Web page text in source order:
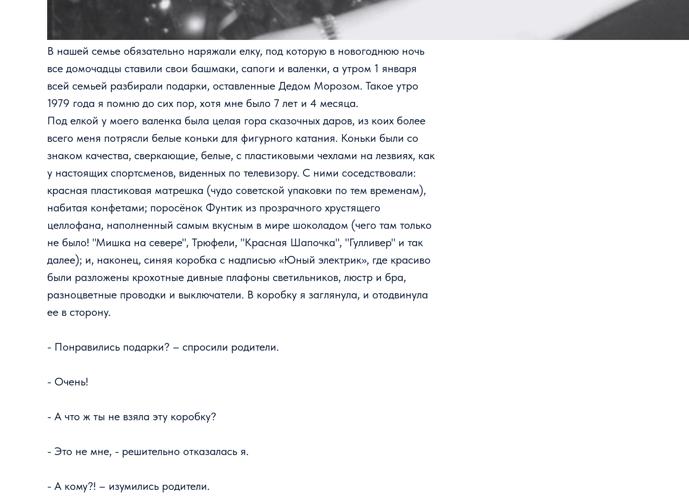
В нашей семье обязательно наряжали елку, под которую в новогоднюю ночь
все домочадцы ставили свои башмаки, сапоги и валенки, а утром 1 января
всей семьей разбирали подарки, оставленные Дедом Морозом. Такое утро
1979 года я помню до сих пор, хотя мне было 7 лет и 4 месяца.
Под елкой у моего валенка была целая гора сказочных даров, из коих более
всего меня потрясли белые коньки для фигурного катания. Коньки были со
знаком качества, сверкающие, белые, с пластиковыми чехлами на лезвиях, как
у настоящих спортсменов, виденных по телевизору. С ними соседствовали:
красная пластиковая матрешка (чудо советской упаковки по тем временам),
набитая конфетами; поросёнок Фунтик из прозрачного хрустящего
целлофана, наполненный самым вкусным в мире шоколадом (чего там только
не было! "Мишка на севере", Трюфели, "Красная Шапочка", "Гулливер" и так
далее); и, наконец, синяя коробка с надписью «Юный электрик», где красиво
были разложены крохотные дивные плафоны светильников, люстр и бра,
разноцветные проводки и выключатели. В коробку я заглянула, и отодвинула
ее в сторону.
- Понравились подарки? – спросили родители.
- Очень!
- А что ж ты не взяла эту коробку?
- Это не мне, - решительно отказалась я.
- А кому?! – изумились родители.